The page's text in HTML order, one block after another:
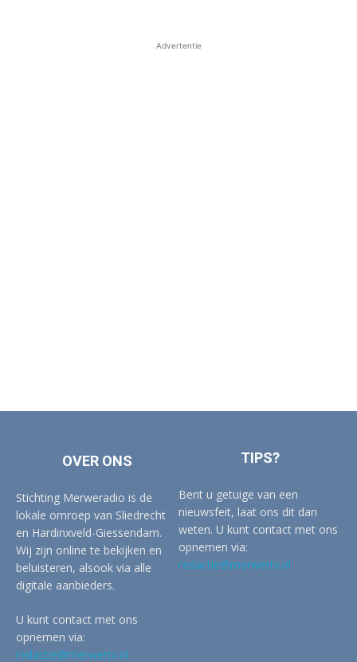
Advertentie
OVER ONS
Stichting Merweradio is de
lokale omroep van Sliedrecht
en Hardinxveld-Giessendam.
Wij zijn online te bekijken en
beluisteren, alsook via alle
digitale aanbieders.
U kunt contact met ons
opnemen via:
redactie@merwertv.nl
TIPS?
Bent u getuige van een
nieuwsfeit, laat ons dit dan
weten. U kunt contact met ons
opnemen via:
redactie@merwertv.nl